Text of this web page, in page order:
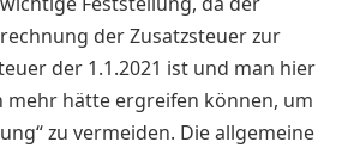
der Zusatzsteuer zur
der 1.1.2021 ist und man hier
mehr hätte ergreifen können, um
zu vermeiden. Die allgemeine